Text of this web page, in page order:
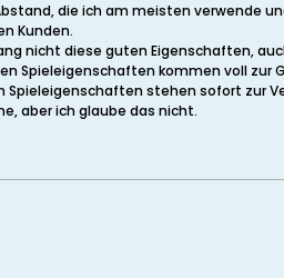
die ich am meisten verwende
Kunden.
nicht diese guten Eigenschaften,
Spieleigenschaften kommen voll
stehen sofort zur
aber ich glaube das nicht.